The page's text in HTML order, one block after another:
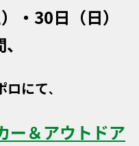
・30日（日）
ロにて、
ー＆アウトドア